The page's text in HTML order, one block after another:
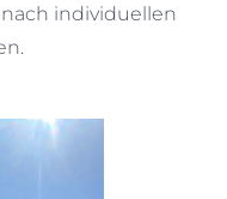
individuellen